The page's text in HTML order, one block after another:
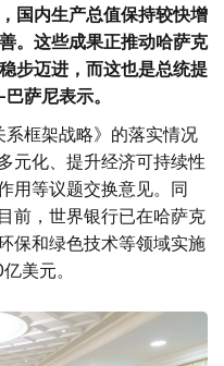
国内生产总值保持较快增
。这些成果正推动哈萨克
步迈进，而这也是总统提
萨尼表示。
框架战略》的落实情况
元化、提升经济可持续性
用等议题交换意见。同
前，世界银行已在哈萨克
保和绿色技术等领域实施
美元。